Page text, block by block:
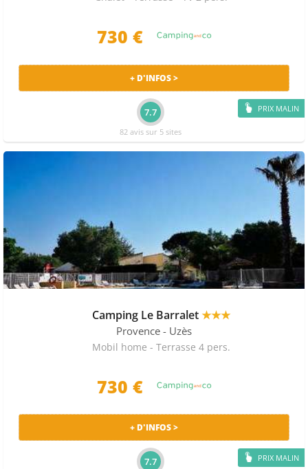
730 €
PRIX MALIN
+ D'INFOS >
7.7
82 avis sur 5 sites
Camping Le Barralet★★★
Provence - Uzès
Mobil home - Terrasse 4 pers.
730 €
PRIX MALIN
+ D'INFOS >
7.7